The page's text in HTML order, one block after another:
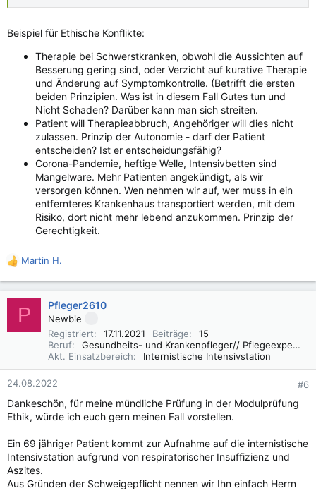
Beispiel für Ethische Konflikte:
Therapie bei Schwerstkranken, obwohl die Aussichten auf
Besserung gering sind, oder Verzicht auf kurative Therapie
und Änderung auf Symptomkontrolle. (Betrifft die ersten
beiden Prinzipien. Was ist in diesem Fall Gutes tun und
Nicht Schaden? Darüber kann man sich streiten.
Patient will Therapieabbruch, Angehöriger will dies nicht
zulassen. Prinzip der Autonomie - darf der Patient
entscheiden? Ist er entscheidungsfähig?
Corona-Pandemie, heftige Welle, Intensivbetten sind
Mangelware. Mehr Patienten angekündigt, als wir
versorgen können. Wen nehmen wir auf, wer muss in ein
entfernteres Krankenhaus transportiert werden, mit dem
Risiko, dort nicht mehr lebend anzukommen. Prinzip der
Gerechtigkeit.
R
e
a
e
n
Martin H.
P Pfleger2610
Newbie
Registriert
17.11.2021 Beiträge
15
Beruf
Gesundheits- und Krankenpfleger// Pflegeexperte IMC
Akt. Einsatzbereich
Internistische Intensivstation
24.08.2022 #6
Dankeschön, für meine mündliche Prüfung in der Modulprüfung
Ethik, würde ich euch gern meinen Fall vorstellen.
Ein 69 jähriger Patient kommt zur Aufnahme auf die internistische
Intensivstation aufgrund von respiratorischer Insuffizienz und
Aszites.
Aus Gründen der Schweigepflicht nennen wir Ihn einfach Herrn